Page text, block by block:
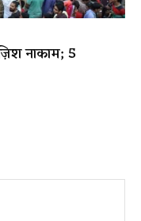
नाकाम; 5